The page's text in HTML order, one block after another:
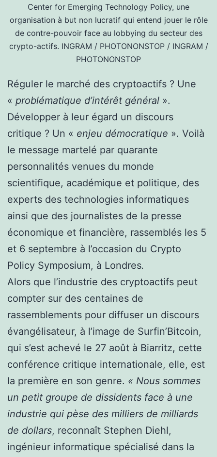
Center for Emerging Technology Policy, une
organisation à but non lucratif qui entend jouer le rôle
de contre-pouvoir face au lobbying du secteur des
crypto-actifs. INGRAM / PHOTONONSTOP / INGRAM /
PHOTONONSTOP
Réguler le marché des cryptoactifs ? Une
« problématique d’intérêt général ».
Développer à leur égard un discours
critique ? Un « enjeu démocratique ». Voilà
le message martelé par quarante
personnalités venues du monde
scientifique, académique et politique, des
experts des technologies informatiques
ainsi que des journalistes de la presse
économique et financière, rassemblés les 5
et 6 septembre à l’occasion du Crypto
Policy Symposium, à Londres.
Alors que l’industrie des cryptoactifs peut
compter sur des centaines de
rassemblements pour diffuser un discours
évangélisateur, à l’image de Surfin’Bitcoin,
qui s’est achevé le 27 août à Biarritz, cette
conférence critique internationale, elle, est
la première en son genre. « Nous sommes
un petit groupe de dissidents face à une
industrie qui pèse des milliers de milliards
de dollars, reconnaît Stephen Diehl,
ingénieur informatique spécialisé dans la